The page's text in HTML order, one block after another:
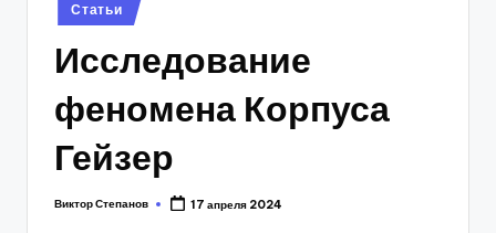
Posted
in
Статьи
Исследование
феномена Корпуса
Гейзер
Posted
Виктор Степанов 17 апреля 2024